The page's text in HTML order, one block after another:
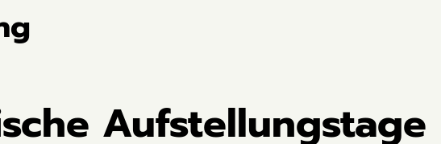
Aufstellungstage